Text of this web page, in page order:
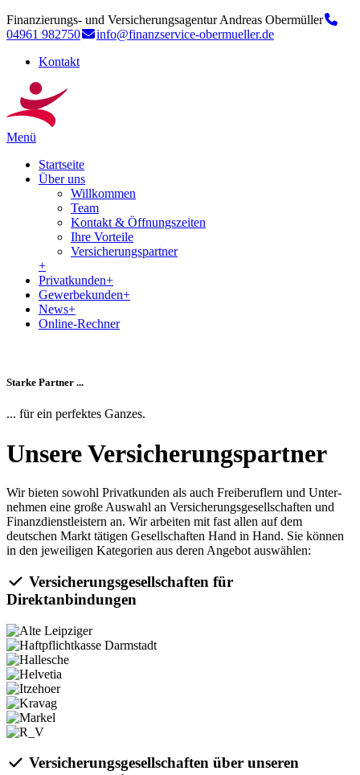
Finanzierungs- und Versicherungsagentur Andreas Obermüller
04961 982750
info@finanzservice-obermueller.de
Kontakt
Menü
Startseite
Über uns
Willkommen
Team
Kontakt & Öffnungszeiten
Ihre Vorteile
Versicherungspartner
+
Privatkunden+
Gewerbekunden+
News+
Online-Rechner
Starke Partner ...
... für ein perfektes Ganzes.
Unsere Versicherungspartner
Wir bieten sowohl Privat­kunden als auch Frei­beruflern und Unter­
nehmen eine große Auswahl an Versicherungsgesellschaften und
Finanzdienstleistern an. Wir arbeiten mit fast allen auf dem
deutschen Markt tätigen Gesellschaften Hand in Hand. Sie können
in den jeweiligen Kategorien aus deren Angebot auswählen:
Versicherungsgesellschaften für
Direktanbindungen
Versicherungsgesellschaften über unseren